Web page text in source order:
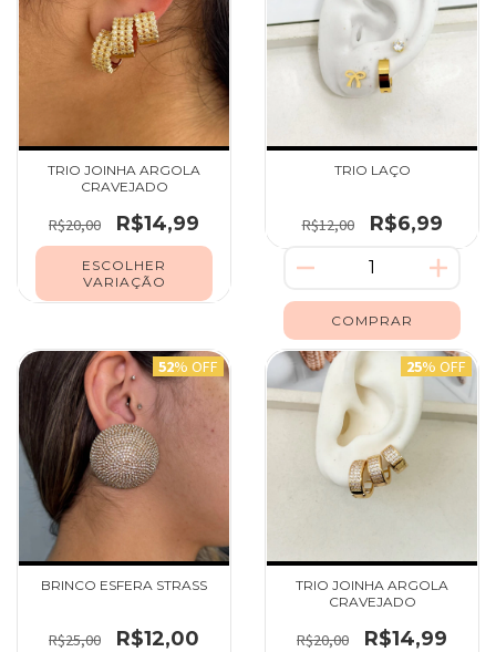
TRIO JOINHA ARGOLA
CRAVEJADO
R$20,00 R$14,99
ESCOLHER
VARIAÇÃO
TRIO LAÇO
R$12,00 R$6,99
52% OFF
BRINCO ESFERA STRASS
R$25,00 R$12,00
25% OFF
TRIO JOINHA ARGOLA
CRAVEJADO
R$20,00 R$14,99